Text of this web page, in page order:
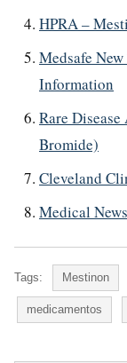
HPRA –
Medsafe
Information
Rare
Bromide)
Cleveland
Medical
Tags: Mestinon
medicamentos